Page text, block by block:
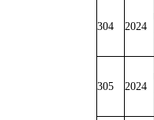
304 2024
305 2024